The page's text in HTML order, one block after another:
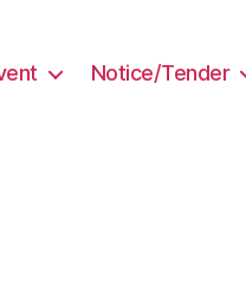
Notice/Tender